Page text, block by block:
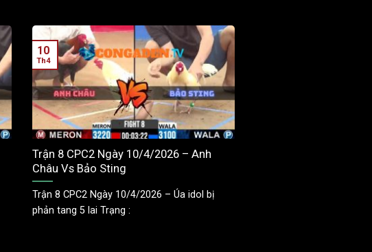
Trận 8 CPC2 Ngày 10/4/2026 – Anh
Châu Vs Bảo Sting
Trận 8 CPC2 Ngày 10/4/2026 – Úa idol bị
phản tang 5 lai Trạng :
10
Th4